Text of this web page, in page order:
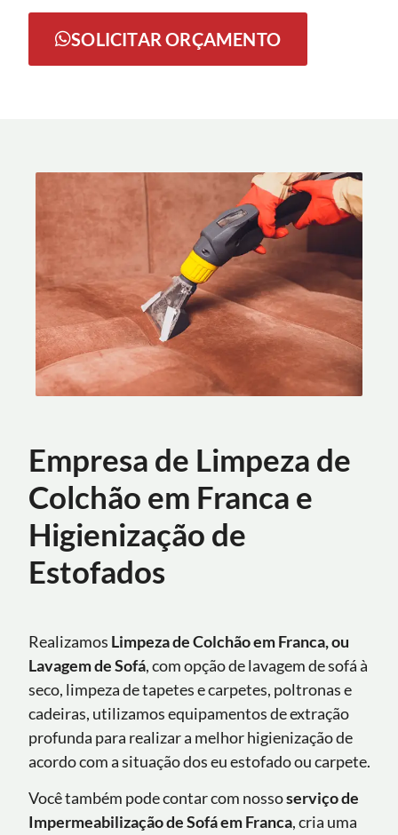
SOLICITAR ORÇAMENTO
Empresa de Limpeza de
Colchão em Franca e
Higienização de
Estofados
Realizamos Limpeza de Colchão em Franca, ou
Lavagem de Sofá, com opção de lavagem de sofá à
seco, limpeza de tapetes e carpetes, poltronas e
cadeiras, utilizamos equipamentos de extração
profunda para realizar a melhor higienização de
acordo com a situação dos eu estofado ou carpete.
Você também pode contar com nossoserviço de
Impermeabilização de SofáemFranca, cria uma